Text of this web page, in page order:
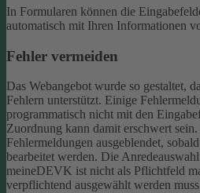
In Formularen können die
automatisch mit Ihren Informationen
Fehler vermeiden
Das Webangebot wurde so gestaltet,
Fehlern unterstützt. Einige
programmatisch nicht mit den
Zuordnung kann damit erschwert
Fehlermeldungen ausgeblendet,
bearbeitet werden. Die
meineDEVK ist nicht als Pflichtfeld
verpflichtend ausgewählt werden